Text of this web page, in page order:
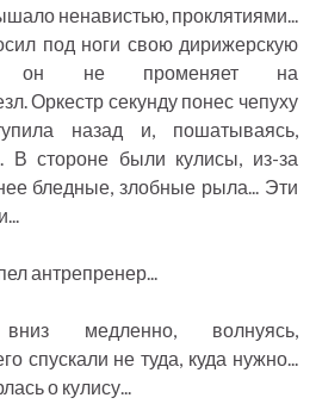
ненавистью, проклятиями...
под ноги свою дирижерскую
он не променяет на
Оркестр секунду понес чепуху
назад и, пошатываясь,
В стороне были кулисы, из-за
бледные, злобные рыла... Эти
антрепренер...
медленно, волнуясь,
спускали не туда, куда нужно...
о кулису...